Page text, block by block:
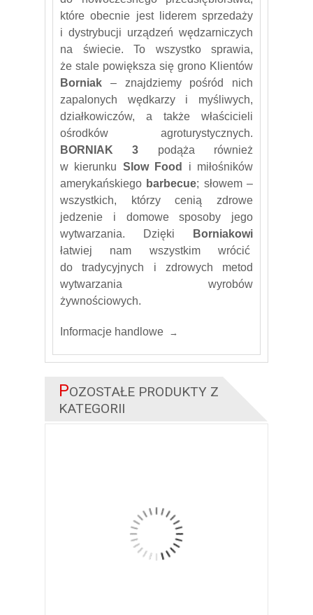
które obecnie jest liderem sprzedaży
i dystrybucji urządzeń wędzarniczych
na świecie. To wszystko sprawia,
że stale powiększa się grono Klientów
Borniak – znajdziemy pośród nich
zapalonych wędkarzy i myśliwych,
działkowiczów, a także właścicieli
ośrodków agroturystycznych.
BORNIAK 3 podąża również
w kierunku Slow Food i miłośników
amerykańskiego barbecue; słowem –
wszystkich, którzy cenią zdrowe
jedzenie i domowe sposoby jego
wytwarzania. Dzięki
Borniakowi
łatwiej nam wszystkim wrócić
do tradycyjnych i zdrowych metod
wytwarzania wyrobów
żywnościowych.
Informacje handlowe
POZOSTAŁE PRODUKTY Z
KATEGORII